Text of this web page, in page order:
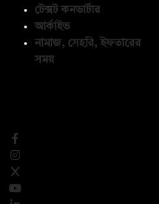
টেক্সট কনভার্টার
আর্কাইভ
নামাজ, সেহরি, ইফতারের
সময়